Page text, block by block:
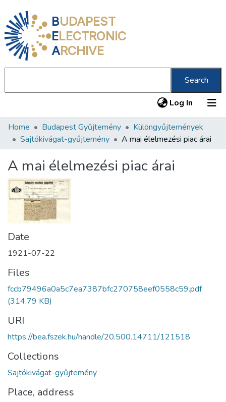
BUDAPEST
ELECTRONIC
ARCHIVE
Search
Log In (current)
Communities & Collections
Statistics
About us
Home Budapest Gyűjtemény
Különgyűjtemények
Sajtókivágat-gyűjtemény
A mai élelmezési piac árai
A mai élelmezési piac árai
Date
1921-07-22
Files
fccb79496a0a5c7ea7387bfc270758eef0558c59.pdf
(314.79 KB)
URI
https://bea.fszek.hu/handle/20.500.14711/121518
Collections
Sajtókivágat-gyűjtemény
Place, address